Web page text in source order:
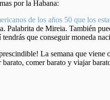
por la Habana:
de los años 50 que los
Palabrita de Mireia. También
que conseguir moneda
La semana que
comer barato y viajar